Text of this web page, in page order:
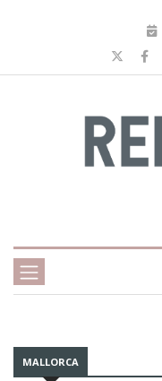
MALLORCA